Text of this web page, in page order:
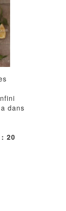
dans
20